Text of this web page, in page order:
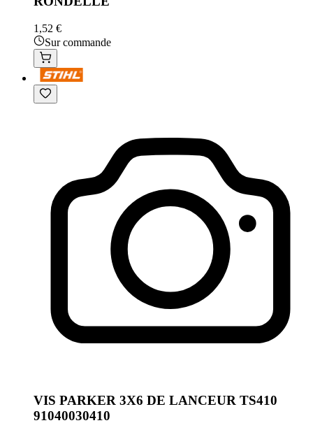
1,52 €
Sur commande
VIS PARKER 3X6 DE LANCEUR TS410
91040030410